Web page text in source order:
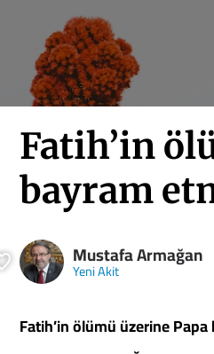
Fatih’in
bayram
Mustafa Armağan
Yeni Akit
Fatih’in ölümü üzerine